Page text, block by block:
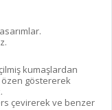
kumaşlardan
özen göstererek
çevirerek ve benzer